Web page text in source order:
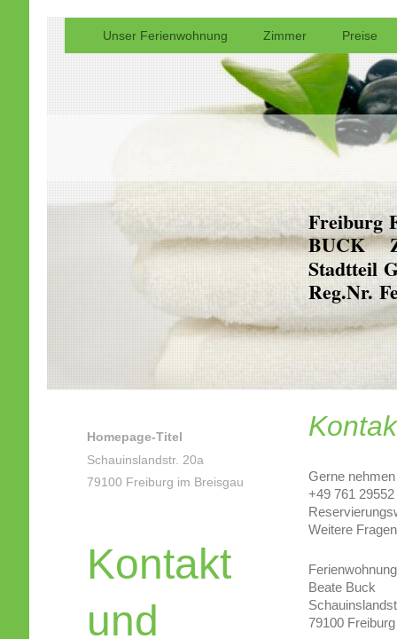
Unser Ferienwohnung Zimmer Preise
Freiburg
BUCK
Stadtteil
Reg.Nr.
Gerne
+49 761
Weitere
Ferienwohnung
Beate Buck
79100
Homepage-Titel
Schauinslandstr. 20a
79100 Freiburg im Breisgau
Kontakt
und